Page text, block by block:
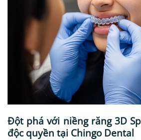
Đột phá với niềng răng 3D
độc quyền tại Chingo Dental